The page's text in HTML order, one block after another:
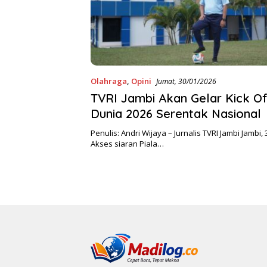
Olahraga, Opini Jumat, 30/01/2026
TVRI Jambi Akan Gelar Kick
Dunia 2026 Serentak Nasional
Penulis: Andri Wijaya – Jurnalis TVRI Jambi Jambi,
Akses siaran Piala…